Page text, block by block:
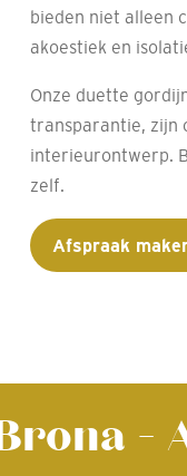
bieden niet alleen
akoestiek en
Onze duette
transparantie, zijn
interieurontwerp.
zelf.
Afspraak
-